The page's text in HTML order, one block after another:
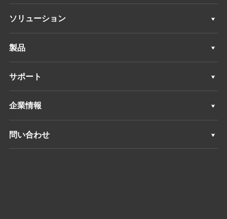
ソリューション
ソリューション
製品
機械制御システム
すべての製品
サポート
サポート
企業情報
概要
問い合わせ